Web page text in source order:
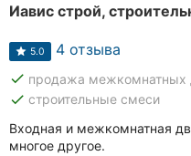
Иавис строй,
5.0 4 отзыва
done продажа межкомнатных
done строительные смеси
Входная и межкомнатная
многое другое.